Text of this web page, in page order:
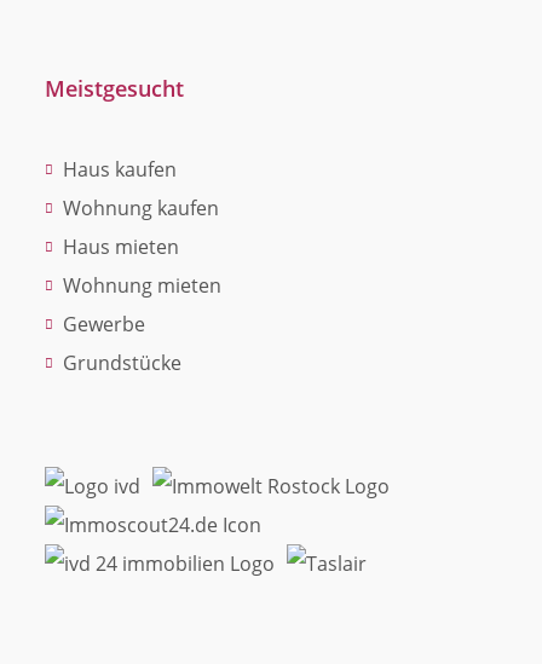
Meistgesucht
Haus kaufen
Wohnung kaufen
Haus mieten
Wohnung mieten
Gewerbe
Grundstücke